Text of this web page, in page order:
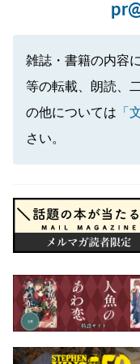
雑誌・書籍の内容
等の転載、朗読、
の他については 「
さい。